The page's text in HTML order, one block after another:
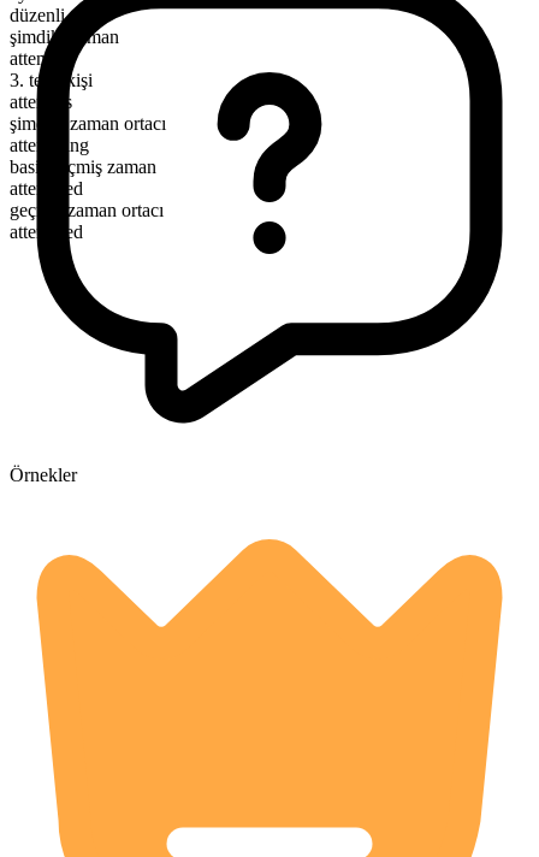
düzenli
şimdiki zaman
attempt
3. tekil kişi
attempts
şimdiki zaman ortacı
attempting
basit geçmiş zaman
attempted
geçmiş zaman ortacı
attempted
Örnekler